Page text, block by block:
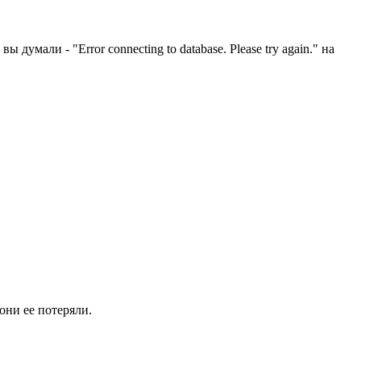
- "Error connecting to database. Please try again." на
ее потеряли.